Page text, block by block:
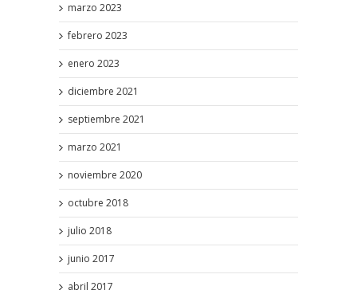
marzo 2023
febrero 2023
enero 2023
diciembre 2021
septiembre 2021
marzo 2021
noviembre 2020
octubre 2018
julio 2018
junio 2017
abril 2017